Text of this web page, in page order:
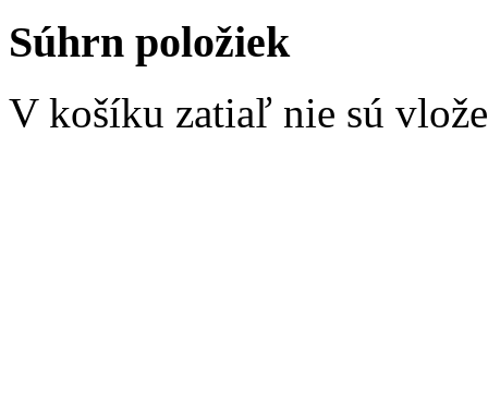
Súhrn položiek
V košíku zatiaľ nie sú